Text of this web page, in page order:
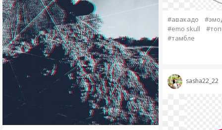
#авакадо
#emo skull
#топ
#тамбле
sasha22_22